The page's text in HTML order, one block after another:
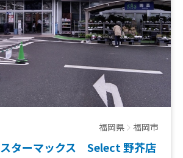
福岡県 福岡市
スターマックス Select 野芥店